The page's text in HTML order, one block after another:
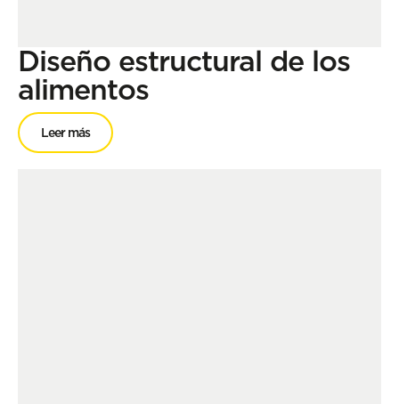
Diseño estructural de los
alimentos
Leer más